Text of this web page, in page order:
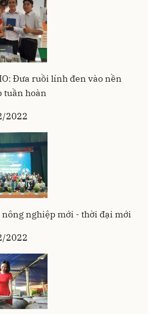
Đưa ruồi lính đen vào nền
tuần hoàn
2022
nghiệp mới - thời đại mới
2022